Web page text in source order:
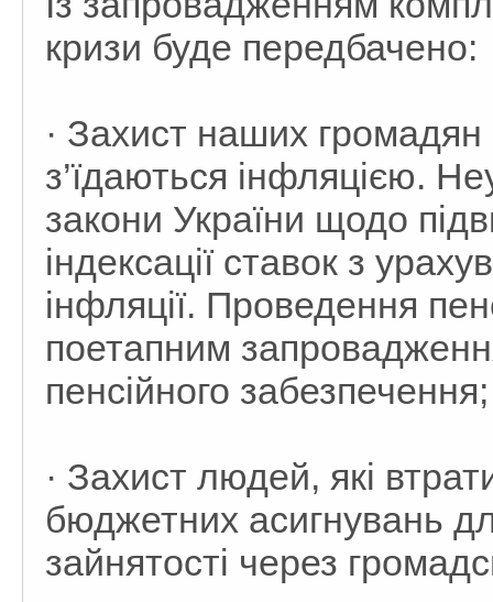
кризи буде передбачено:
· Захист наших громадян
з’їдаються інфляцією.
закони України щодо
індексації ставок з
інфляції. Проведення
поетапним
пенсійного забезпечення;
· Захист людей, які
бюджетних асигнувань
зайнятості через